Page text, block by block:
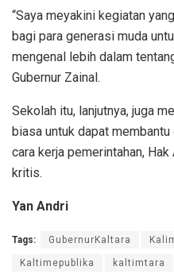
“Saya meyakini kegiatan
bagi para generasi muda
mengenal lebih dalam
Gubernur Zainal.
Sekolah itu, lanjutnya, juga
biasa untuk dapat
cara kerja pemerintahan,
kritis.
Yan Andri
Tags: GubernurKaltara
Kaltimepublika kaltimtara